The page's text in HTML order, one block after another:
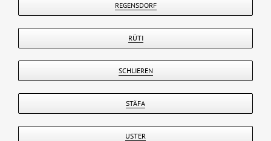
REGENSDORF
RÜTI
SCHLIEREN
STÄFA
USTER